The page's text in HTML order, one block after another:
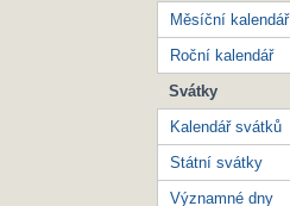
Měsíční kalendář
Roční kalendář
Svátky
Kalendář svátků
Státní svátky
Významné dny